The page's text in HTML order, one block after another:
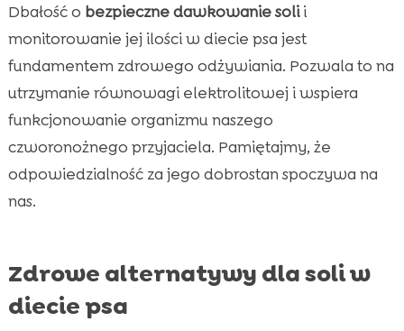
Dbałość o bezpieczne dawkowanie solii
monitorowanie jej ilości w diecie psa jest
fundamentem zdrowego odżywiania. Pozwala to na
utrzymanie równowagi elektrolitowej i wspiera
funkcjonowanie organizmu naszego
czworonożnego przyjaciela. Pamiętajmy, że
odpowiedzialność za jego dobrostan spoczywa na
nas.
Zdrowe alternatywy dla soli w
diecie psa